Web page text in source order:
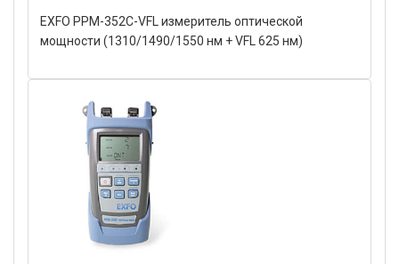
EXFO PPM-352C-VFL измеритель оптической
мощности (1310/1490/1550 нм + VFL 625 нм)